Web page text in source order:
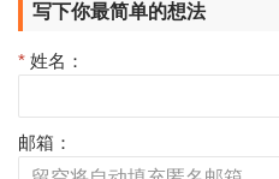
写下你最简单的想法
* 姓名：
邮箱：